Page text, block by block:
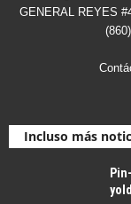
GENERAL REYES
Incluso más